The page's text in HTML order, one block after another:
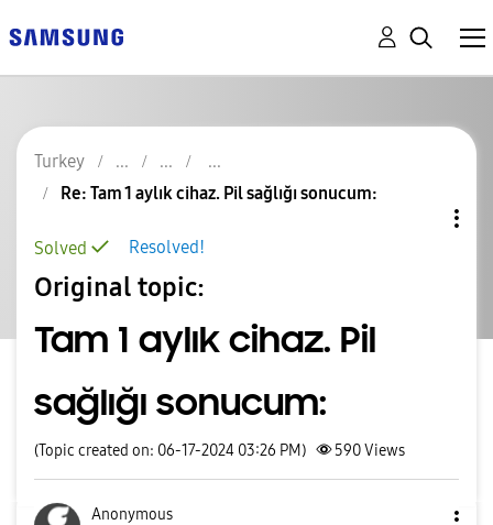
Turkey
Re: Tam 1 aylık cihaz. Pil sağlığı sonucum:
Resolved!
Solved
Original topic:
Tam 1 aylık cihaz. Pil
sağlığı sonucum:
(Topic created on: 06-17-2024 03:26 PM) 590Views
Anonymous